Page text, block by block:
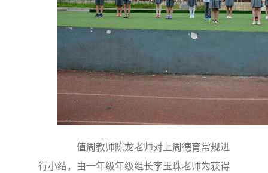
值周教师陈龙老师对上周德育常规进
行小结，由一年级年级组长李玉珠老师为获得